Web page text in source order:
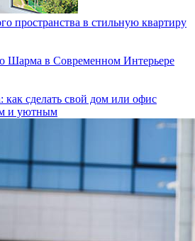
пространства в стильную квартиру
Шарма в Современном Интерьере
сделать свой дом или офис
и уютным